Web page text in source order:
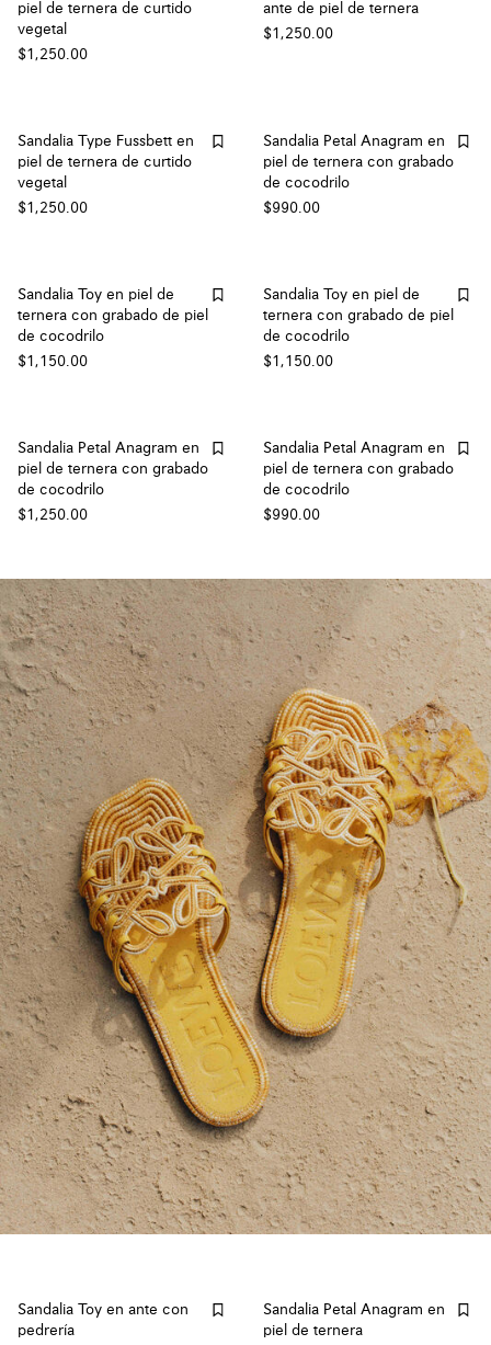
piel de ternera de curtido
vegetal
$1,250.00
ante de piel de ternera
$1,250.00
Sandalia Type Fussbett en
piel de ternera de curtido
vegetal
$1,250.00
Sandalia Petal Anagram en
piel de ternera con grabado
de cocodrilo
$990.00
Sandalia Toy en piel de
ternera con grabado de piel
de cocodrilo
$1,150.00
Sandalia Toy en piel de
ternera con grabado de piel
de cocodrilo
$1,150.00
Sandalia Petal Anagram en
piel de ternera con grabado
de cocodrilo
$1,250.00
Sandalia Petal Anagram en
piel de ternera con grabado
de cocodrilo
$990.00
Sandalia Toy en ante con
pedrería
Sandalia Petal Anagram en
piel de ternera